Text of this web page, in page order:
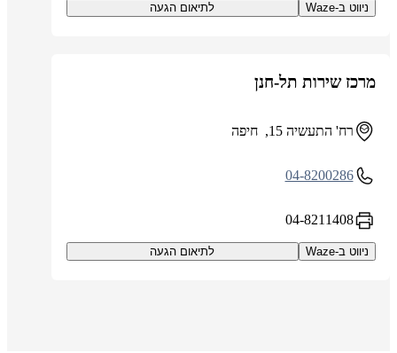
ניווט ב-Waze לתיאום הגעה
מרכז שירות תל-חנן
רח' התעשיה 15, חיפה
04-8200286
04-8211408
ניווט ב-Waze לתיאום הגעה